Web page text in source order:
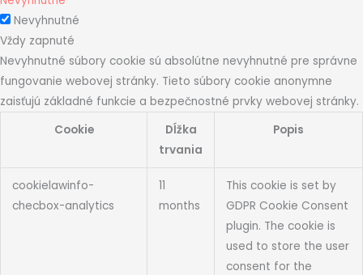
Nevyhnutné
Vždy zapnuté
Nevyhnutné súbory cookie sú absolútne nevyhnutné pre správne
fungovanie webovej stránky. Tieto súbory cookie anonymne
zaisťujú základné funkcie a bezpečnostné prvky webovej stránky.
Cookie
Dĺžka
trvania
Popis
cookielawinfo-
checbox-analytics
11
months
This cookie is set by
GDPR Cookie Consent
plugin. The cookie is
used to store the user
consent for the